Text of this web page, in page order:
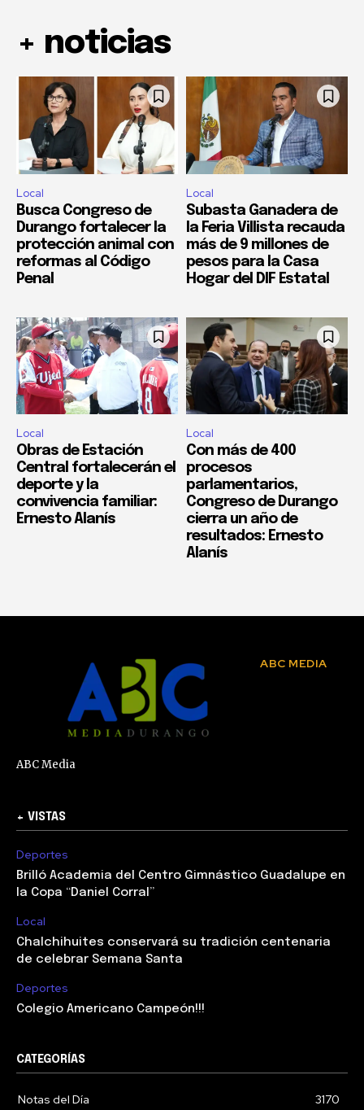
+ noticias
Local
Busca Congreso de
Durango fortalecer la
protección animal con
reformas al Código
Penal
Local
Subasta Ganadera de
la Feria Villista recauda
más de 9 millones de
pesos para la Casa
Hogar del DIF Estatal
Local
Obras de Estación
Central fortalecerán el
deporte y la
convivencia familiar:
Ernesto Alanís
Local
Con más de 400
procesos
parlamentarios,
Congreso de Durango
cierra un año de
resultados: Ernesto
Alanís
ABC MEDIA
ABC Media
+ VISTAS
Deportes
Brilló Academia del Centro Gimnástico Guadalupe en
la Copa “Daniel Corral”
Local
Chalchihuites conservará su tradición centenaria
de celebrar Semana Santa
Deportes
Colegio Americano Campeón!!!
CATEGORÍAS
Notas del Día 3170